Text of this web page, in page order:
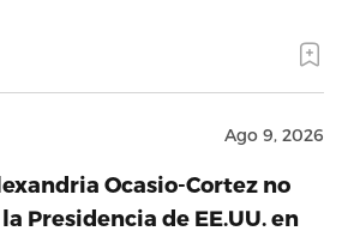
Ago 9, 2026
Ocasio-Cortez no
Presidencia de EE.UU. en